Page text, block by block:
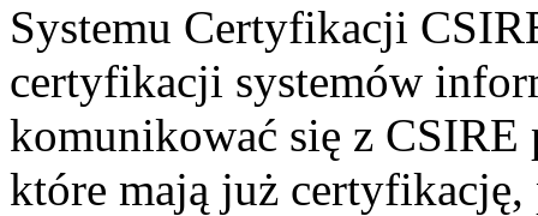
Systemu Certyfikacji
certyfikacji systemów
komunikować się z
które mają już